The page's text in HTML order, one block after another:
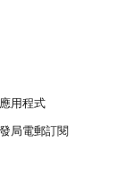
用程式
局電郵訂閱